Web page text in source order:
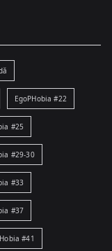
EgoPHobia #22
#25
#29-30
#33
#37
#41